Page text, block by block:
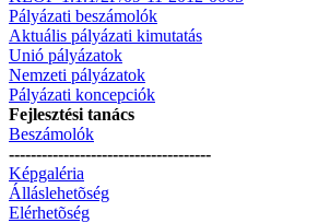
Pályázati beszámolók
Aktuális pályázati kimutatás
Unió pályázatok
Nemzeti pályázatok
Pályázati koncepciók
Fejlesztési tanács
Beszámolók
-------------------------------------
Képgaléria
Álláslehetõség
Elérhetõség